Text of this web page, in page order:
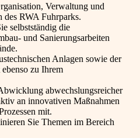
Verwaltung und
RWA Fuhrparks.
selbstständig die
und Sanierungsarbeiten
Anlagen sowie der
zu Ihrem
abwechslungsreicher
an innovativen Maßnahmen
mit.
Sie Themen im Bereich